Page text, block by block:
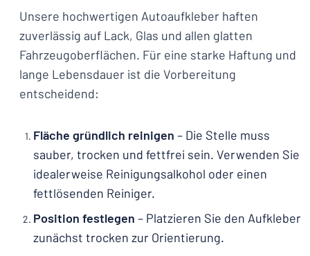
Unsere hochwertigen Autoaufkleber haften
zuverlässig auf Lack, Glas und allen glatten
Fahrzeugoberflächen. Für eine starke Haftung und
lange Lebensdauer ist die Vorbereitung
entscheidend:
Fläche gründlich reinigen – Die Stelle muss
sauber, trocken und fettfrei sein. Verwenden Sie
idealerweise Reinigungsalkohol oder einen
fettlösenden Reiniger.
Position festlegen – Platzieren Sie den Aufkleber
zunächst trocken zur Orientierung.